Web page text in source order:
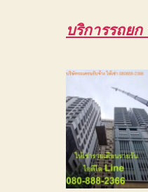
บริการรถย